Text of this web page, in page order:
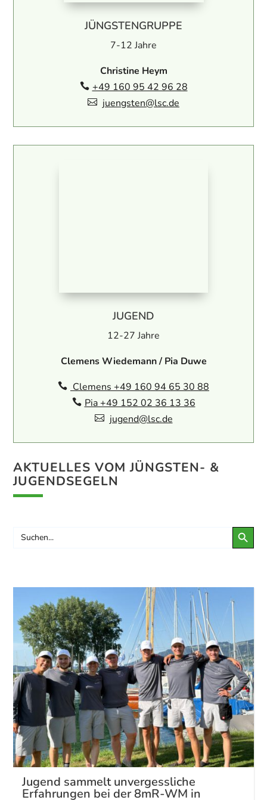
JÜNGSTENGRUPPE
7-12 Jahre
Christine Heym
 +49 160 95 42 96 28
 juengsten@lsc.de
JUGEND
12-27 Jahre
Clemens Wiedemann / Pia Duwe
 Clemens +49 160 94 65 30 88
 Pia +49 152 02 36 13 36
 jugend@lsc.de
AKTUELLES VOM JÜNGSTEN- &
JUGENDSEGELN
Search
for:
Search Button
Jugend sammelt unvergessliche
Erfahrungen bei der 8mR-WM in